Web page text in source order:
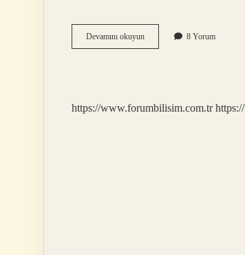
Devamını okuyunÖlmüş
Sinir
8 Yorum
https://www.forumbilisim.com.tr